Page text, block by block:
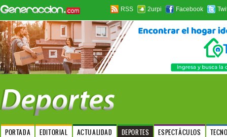
RSS 2urpi Facebook
PORTADA EDITORIAL ACTUALIDAD DEPORTES ESPECTÁCULOS